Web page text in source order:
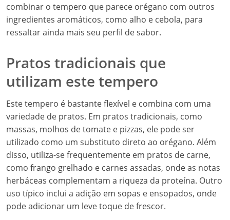
combinar o tempero que parece orégano com outros
ingredientes aromáticos, como alho e cebola, para
ressaltar ainda mais seu perfil de sabor.
Pratos tradicionais que
utilizam este tempero
Este tempero é bastante flexível e combina com uma
variedade de pratos. Em pratos tradicionais, como
massas, molhos de tomate e pizzas, ele pode ser
utilizado como um substituto direto ao orégano. Além
disso, utiliza-se frequentemente em pratos de carne,
como frango grelhado e carnes assadas, onde as notas
herbáceas complementam a riqueza da proteína. Outro
uso típico inclui a adição em sopas e ensopados, onde
pode adicionar um leve toque de frescor.